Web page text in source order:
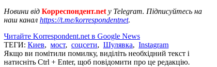
Новини від Корреспондент.netу Telegram. Підписуйтесь на
наш канал https://t.me/korrespondentnet.
Читайте Korrespondent.net в Google News
ТЕГИ: Киев, мост, соцсети, Шулявка, Instagram
Якщо ви помітили помилку, виділіть необхідний текст і
натисніть Ctrl + Enter, щоб повідомити про це редакцію.